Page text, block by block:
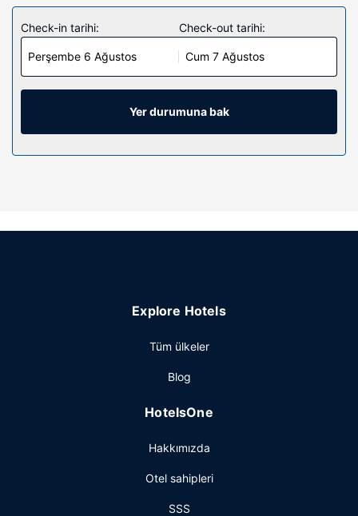
Misafirler minibar ve LCD televizyon bulunan 164 ayrı ayrı
dekore edilmiş odada evlerinin konforunu yaşayabilir.
Misafirlerimize ücretsiz kablosuz internet sunulmaktadır.
Misafirlerimizin iyi vakit geçirebilmesi için uydu kanalları
vardır. Banyolarda duş/küvet kombinasyonu vardır.
Misafirlerimize telefon, emanet kasası ve masa gibi
Otelin güzelliği
otelde ayrıca ücretsiz kablosuz İnternet, danışma
Belgian Cafe yemek servisi için ideal, bu otelde toplam 3
mevcut. Ayrıca kahve dükkânında/kafede hafif yemek
kenarı barı ve 2 bar/dinlenme salonu bulunmaktadır.
büfe kahvaltı servisi yapılmaktadır.
mevcuttur. Abu Dabi bölgesinde bir etkinlik mi
planlıyorsunuz? Bu otel misafirlerimize 818 ayak kare
Check-in tarihi:
Perşembe 6 Ağustos
Check-out tarihi:
Cum 7 Ağustos
Yer durumuna bak
Explore Hotels
Tüm ülkeler
Blog
HotelsOne
Hakkımızda
Otel sahipleri
SSS